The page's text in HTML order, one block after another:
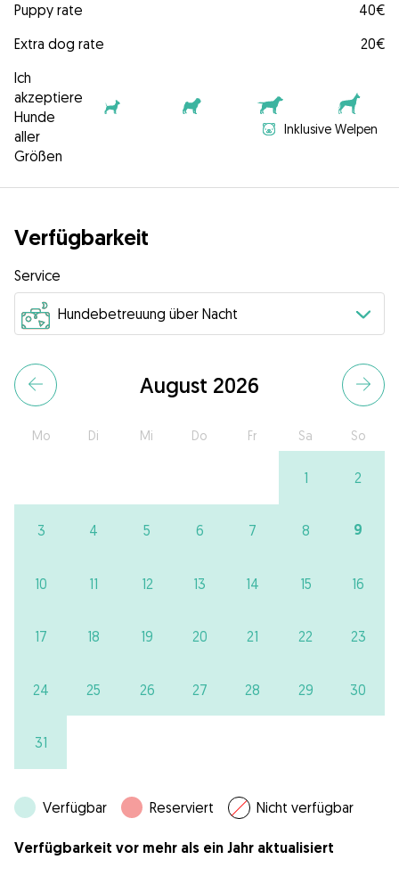
Puppy rate
40€
Extra dog rate
20€
Ich
akzeptiere
Hunde
aller
Größen
Inklusive Welpen
Verfügbarkeit
Service
August 2026
Mo Di Mi Do Fr Sa So
1 2
3 4 5 6 7 8 9
10 11 12 13 14 15 16
17 18 19 20 21 22 23
24 25 26 27 28 29 30
31
Verfügbar Reserviert Nicht verfügbar
Verfügbarkeit vor mehr als ein Jahr aktualisiert